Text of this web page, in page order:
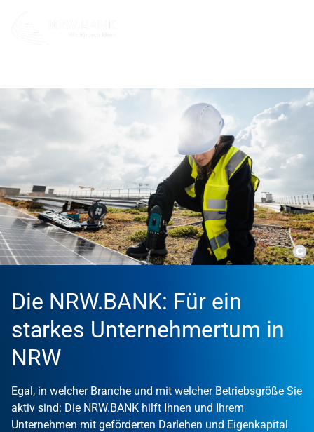
Die NRW.BANK: Für ein
starkes Unternehmertum in
NRW
Egal, in welcher Branche und mit welcher Betriebsgröße Sie
aktiv sind: Die NRW.BANK hilft Ihnen und Ihrem
Unternehmen mit geförderten Darlehen und Eigenkapital